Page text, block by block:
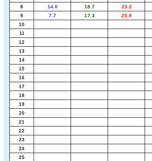
8
14.0 18.7 23.2
9
7.7 17.3 25.9
10
11
12
13
14
15
16
17
18
19
20
21
22
23
24
25